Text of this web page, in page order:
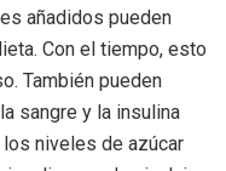
añadidos pueden
Con el tiempo, esto
También pueden
sangre y la insulina
los niveles de azúcar